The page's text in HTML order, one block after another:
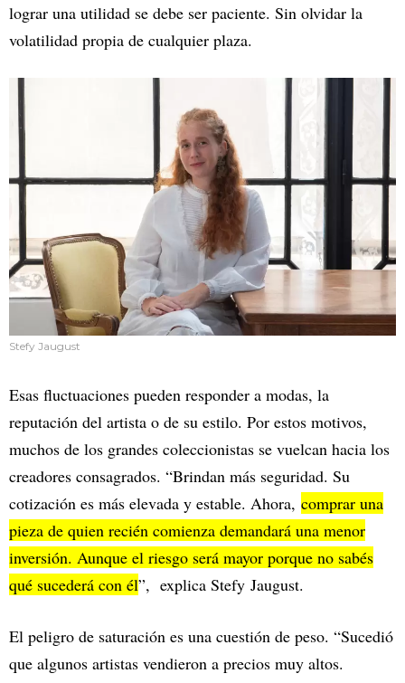
lograr una utilidad se debe ser paciente. Sin olvidar la
volatilidad propia de cualquier plaza.
Stefy Jaugust
Esas fluctuaciones pueden responder a modas, la
reputación del artista o de su estilo. Por estos motivos,
muchos de los grandes coleccionistas se vuelcan hacia los
creadores consagrados. “Brindan más seguridad. Su
cotización es más elevada y estable. Ahora, comprar una
pieza de quien recién comienza demandará una menor
inversión. Aunque el riesgo será mayor porque no sabés
qué sucederá con él”, explica Stefy Jaugust.
El peligro de saturación es una cuestión de peso. “Sucedió
que algunos artistas vendieron a precios muy altos.